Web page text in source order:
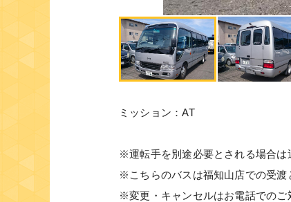
ミッション：AT
※運転手を別途必要とされる場合は
※こちらのバスは福知山店での受渡
※変更・キャンセルはお電話でのご